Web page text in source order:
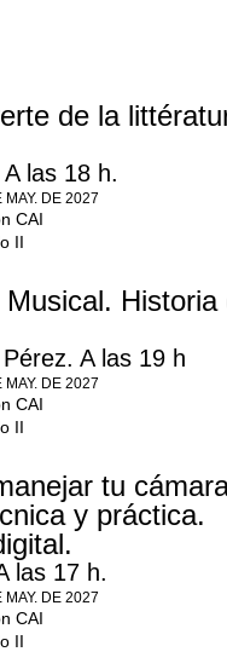
de la
las 18 h.
MAY. DE 2027
CAI
II
Historia
A las 19 h
MAY. DE 2027
CAI
II
tu
y práctica.
las 17 h.
MAY. DE 2027
CAI
II